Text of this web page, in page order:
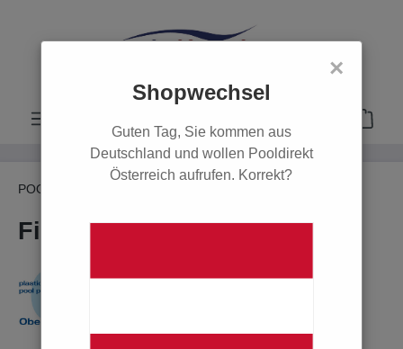
×
Shopwechsel
Guten Tag, Sie kommen aus
Deutschland und wollen Pooldirekt
Österreich aufrufen. Korrekt?
POOL
Filteranlage Trinidad D 400